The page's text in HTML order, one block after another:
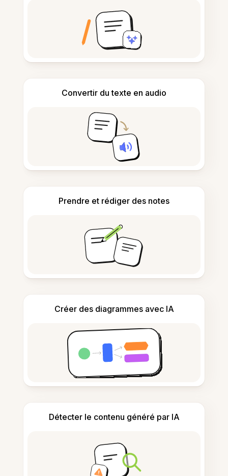
Convertir du texte en audio
Prendre et rédiger des notes
Créer des diagrammes avec IA
Détecter le contenu généré par IA